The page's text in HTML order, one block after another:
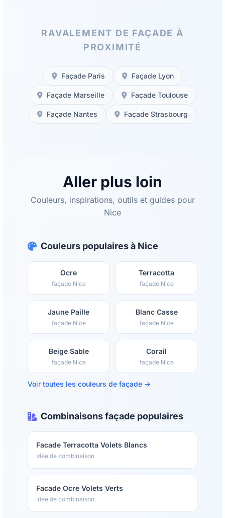
RAVALEMENT DE FAÇADE À
PROXIMITÉ
Façade Paris Façade Lyon
Façade Marseille Façade Toulouse
Façade Nantes Façade Strasbourg
Aller plus loin
Couleurs, inspirations, outils et guides pour
Nice
Couleurs populaires à Nice
Ocre
façade Nice
Terracotta
façade Nice
Jaune Paille
façade Nice
Blanc Casse
façade Nice
Beige Sable
façade Nice
Corail
façade Nice
Voir toutes les couleurs de façade →
Combinaisons façade populaires
Facade Terracotta Volets Blancs
Idée de combinaison
Facade Ocre Volets Verts
Idée de combinaison